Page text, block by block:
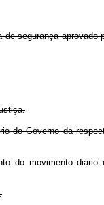
segurança aprovado
do Governo da
do movimento diário